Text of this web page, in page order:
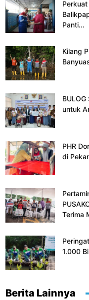
Panti...
Kilang
untuk
PHR
di
Terima
1.000
Berita Lainnya